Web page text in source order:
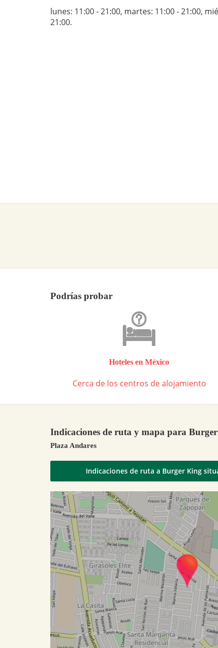
lunes: 11:00 - 21:00, martes: 11:00 - 21:00,
21:00.
Podrías probar
Hoteles en México
Cerca de los centros de alojamiento
Indicaciones de ruta y mapa para
Plaza Andares
Indicaciones de ruta a Burger King